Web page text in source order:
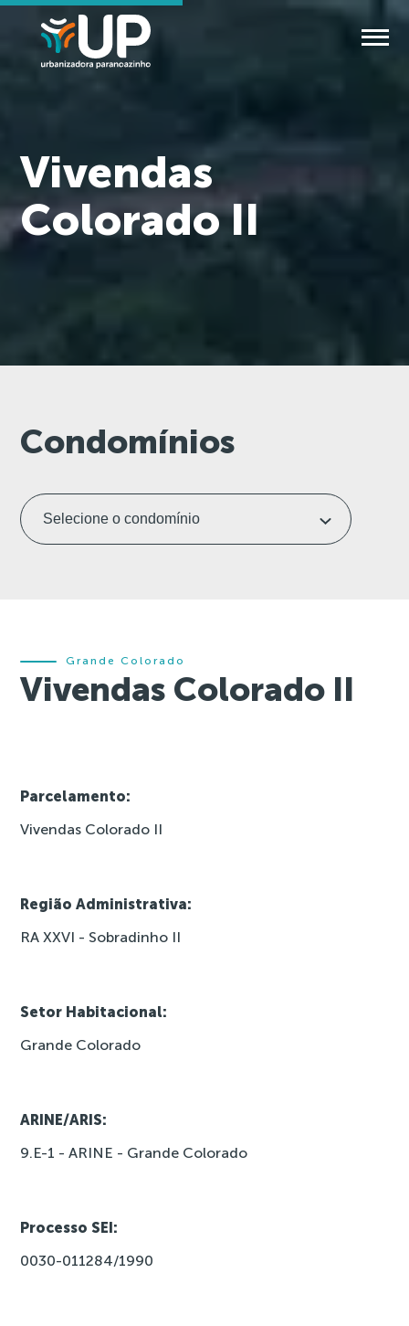
Vivendas
Colorado II
Condomínios
Grande Colorado
Vivendas Colorado II
Parcelamento:
Vivendas Colorado II
Região Administrativa:
RA XXVI - Sobradinho II
Setor Habitacional:
Grande Colorado
ARINE/ARIS:
9.E-1 - ARINE - Grande Colorado
Processo SEI:
0030-011284/1990